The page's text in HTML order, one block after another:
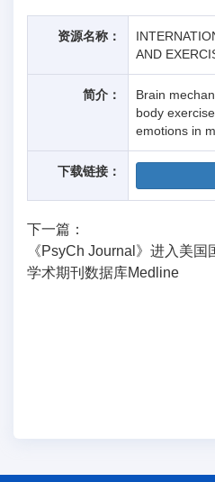
资源名称：
AND
简介：
Brain
body
emotions in
下载链接：
下一篇：
《PsyCh Journal》进入美国
学术期刊数据库Medline